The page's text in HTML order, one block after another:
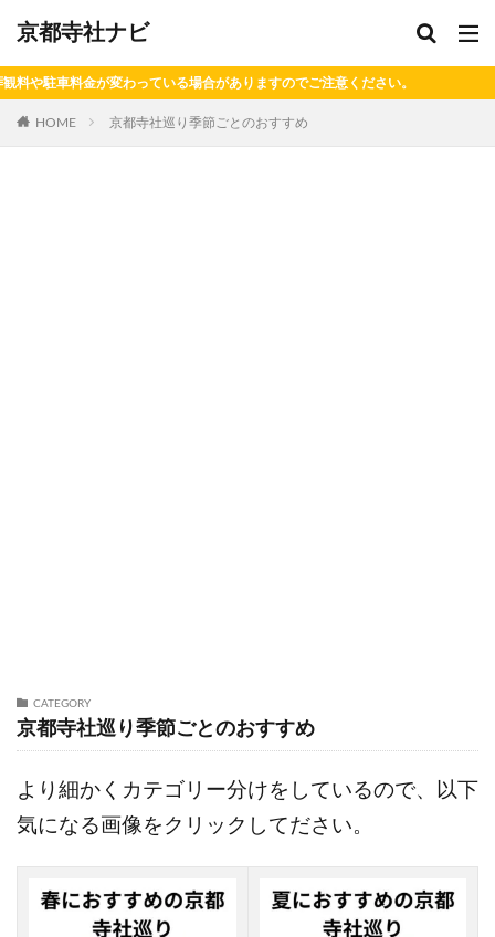
京都寺社ナビ
りますのでご注意ください。
HOME 京都寺社巡り季節ごとのおすすめ
CATEGORY
京都寺社巡り季節ごとのおすすめ
より細かくカテゴリー分けをしているので、以下
気になる画像をクリックしてださい。